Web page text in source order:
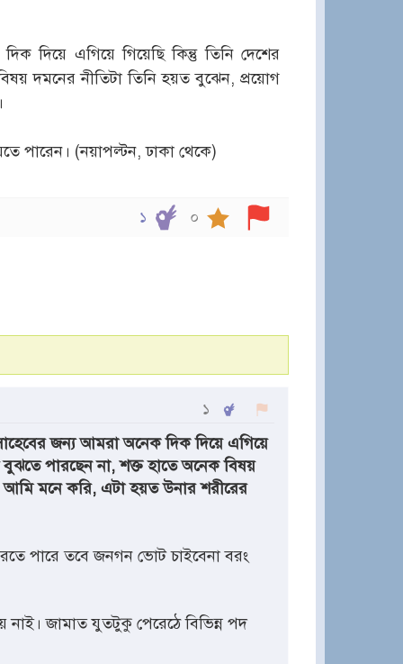
দিয়ে এগিয়ে গিয়েছি কিন্তু তিনি দেশের
দমনের নীতিটা তিনি হয়ত বুঝেন, প্রয়োগ
পারেন। (নয়াপল্টন, ঢাকা থেকে)
০
১
১
জন্য আমরা অনেক দিক দিয়ে এগিয়ে
বুঝতে পারছেন না, শক্ত হাতে অনেক বিষয়
আমি মনে করি, এটা হয়ত উনার শরীরের
পারে তবে জনগন ভোট চাইবেনা বরং
নাই। জামাত যুতটুকু পেরেঠে বিভিন্ন পদ